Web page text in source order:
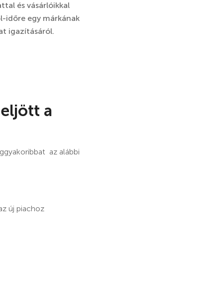
és vásárlóikkal
időre egy márkának
igazításáról.
a
az alábbi
új piachoz